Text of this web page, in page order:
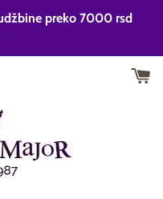
preko 7000 rsd